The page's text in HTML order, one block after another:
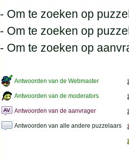
- Om te zoeken op
- Om te zoeken op
- Om te zoeken op
Antwoorden van de Webmaster
Antwoorden van de moderators
Antwoorden van de aanvrager
Antwoorden van alle andere puzzelaars